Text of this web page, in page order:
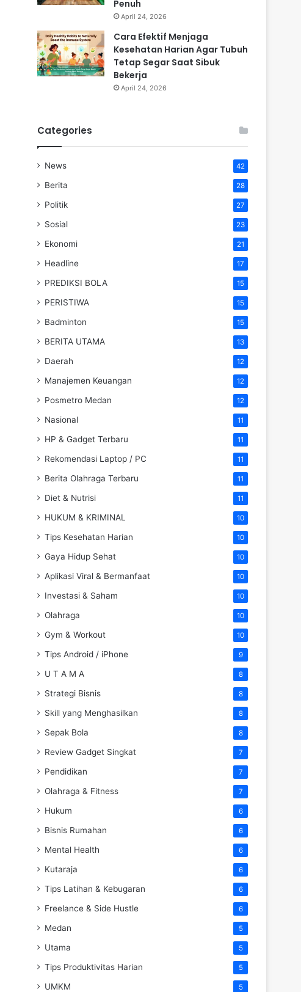
Penuh
April 24, 2026
Cara Efektif Menjaga
Kesehatan Harian Agar Tubuh
Tetap Segar Saat Sibuk
Bekerja
April 24, 2026
Categories
News 42
Berita 28
Politik 27
Sosial 23
Ekonomi 21
Headline 17
PREDIKSI BOLA 15
PERISTIWA 15
Badminton 15
BERITA UTAMA 13
Daerah 12
Manajemen Keuangan 12
Posmetro Medan 12
Nasional 11
HP & Gadget Terbaru 11
Rekomendasi Laptop / PC 11
Berita Olahraga Terbaru 11
Diet & Nutrisi 11
HUKUM & KRIMINAL 10
Tips Kesehatan Harian 10
Gaya Hidup Sehat 10
Aplikasi Viral & Bermanfaat 10
Investasi & Saham 10
Olahraga 10
Gym & Workout 10
Tips Android / iPhone 9
U T A M A 8
Strategi Bisnis 8
Skill yang Menghasilkan 8
Sepak Bola 8
Review Gadget Singkat 7
Pendidikan 7
Olahraga & Fitness 7
Hukum 6
Bisnis Rumahan 6
Mental Health 6
Kutaraja 6
Tips Latihan & Kebugaran 6
Freelance & Side Hustle 6
Medan 5
Utama 5
Tips Produktivitas Harian 5
UMKM 5